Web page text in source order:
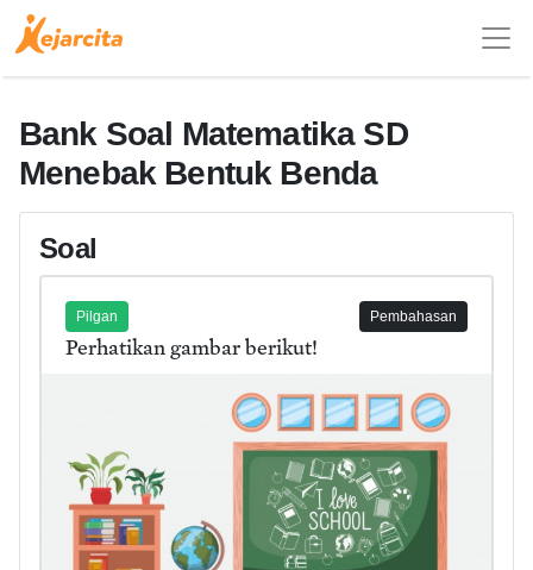
Bank Soal Matematika SD
Menebak Bentuk Benda
Soal
Pilgan Pembahasan
Perhatikan gambar berikut!